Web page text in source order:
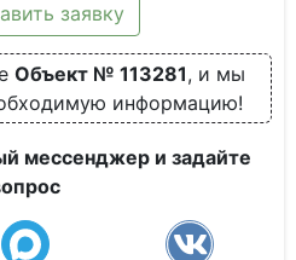
заявку
Объект № 113281, и мы
информацию!
мессенджер и задайте